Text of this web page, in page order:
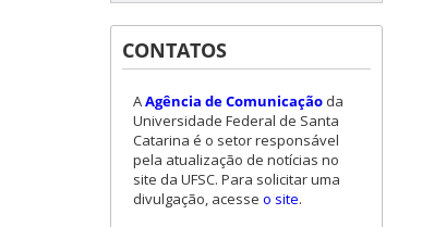
CONTATOS
AAgência de Comunicação da
Universidade Federal de Santa
Catarina é o setor responsável
pela atualização de notícias no
site da UFSC. Para solicitar uma
divulgação, acesse o site.